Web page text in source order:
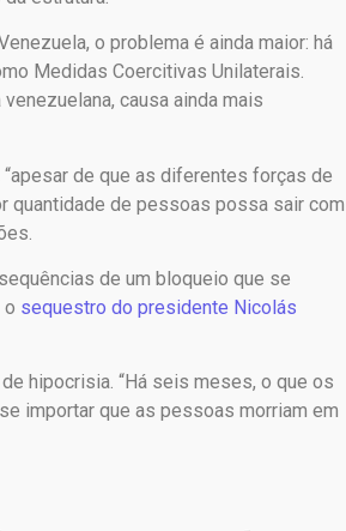
o problema é ainda maior: há
Medidas Coercitivas Unilaterais.
causa ainda mais
de que as diferentes forças de
quantidade de pessoas possa sair com
de um bloqueio que se
o sequestro do presidente Nicolás
hipocrisia. “Há seis meses, o que os
importar que as pessoas morriam em